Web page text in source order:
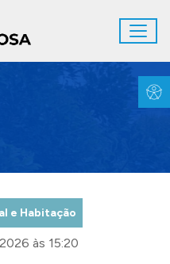
e Habitação
às 15:20